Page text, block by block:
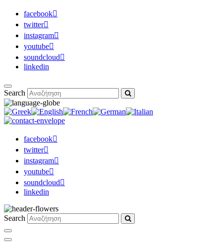
facebook
twitter
instagram
youtube
soundcloud
linkedin
Search
facebook
twitter
instagram
youtube
soundcloud
linkedin
Search